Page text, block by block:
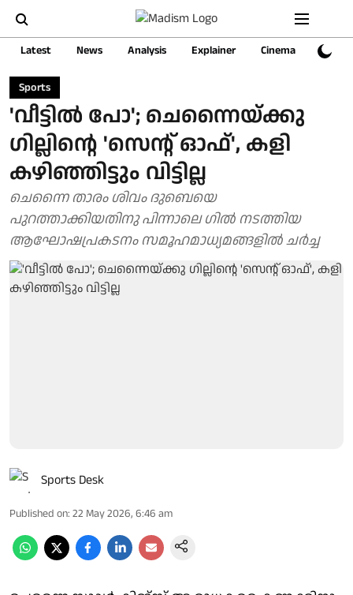
Latest News Analysis Explainer Cinema Sports
Sports
'വീട്ടിൽ പോ'; ചെന്നൈയ്ക്കു
ഗില്ലിന്റെ 'സെന്റ് ഓഫ്', കളി
കഴിഞ്ഞിട്ടും വിട്ടില്ല
ചെന്നൈ താരം ശിവം ദുബെയെ
പുറത്താക്കിയതിനു പിന്നാലെ ഗിൽ നടത്തിയ
ആഘോഷപ്രകടനം സമൂഹമാധ്യമങ്ങളിൽ ചർച്ച
Sports Desk
Published on: 22 May 2026, 6:46 am